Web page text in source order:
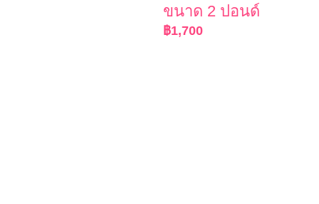
ขนาด 2 ปอนด์
฿1,700